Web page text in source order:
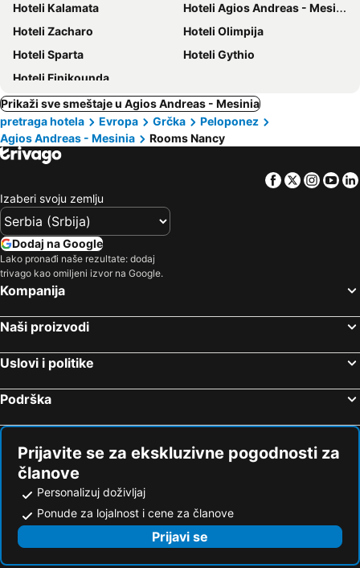
Hoteli Kalamata
Hoteli Agios Andreas - Mesinia
Hoteli Zacharo
Hoteli Olimpija
Hoteli Sparta
Hoteli Gythio
Hoteli Finikounda
Prikaži sve smeštaje u Agios Andreas - Mesinia
pretraga hotela
Evropa Grčka
Peloponez
Agios Andreas - Mesinia
Rooms Nancy
Facebook
Twitter
Izaberi svoju zemlju
Dodaj na Google
Lako pronađi naše rezultate: dodaj
trivago kao omiljeni izvor na Google.
Kompanija
Naši proizvodi
Uslovi i politike
Podrška
Prijavite se za ekskluzivne pogodnosti za
članove
Personalizuj doživljaj
Ponude za lojalnost i cene za članove
Prijavi se